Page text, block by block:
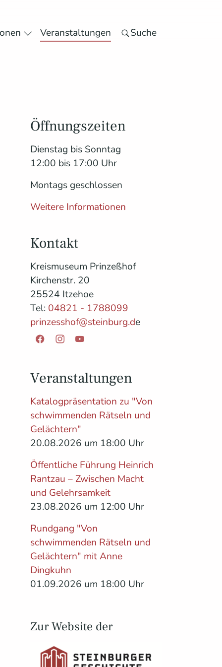
Angebote"Submenu for "Besucherinformationen"
Veranstaltungen (current)
Suche
Öffnungszeiten
Dienstag bis Sonntag
12:00 bis 17:00 Uhr
Montags geschlossen
Weitere Informationen
Kontakt
Kreismuseum Prinzeßhof
Kirchenstr. 20
25524 Itzehoe
Tel: 04821 - 1788099
prinzesshof@steinburg.de
Facebook
Instagram
YouTube
Veranstaltungen
Katalogpräsentation zu "Von
schwimmenden Rätseln und
Gelächtern"
20.08.2026 um 18:00 Uhr
Öffentliche Führung Heinrich
Rantzau – Zwischen Macht
und Gelehrsamkeit
23.08.2026 um 12:00 Uhr
Rundgang "Von
schwimmenden Rätseln und
Gelächtern" mit Anne
Dingkuhn
01.09.2026 um 18:00 Uhr
Zur Website der